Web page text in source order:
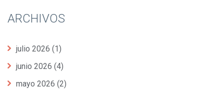
ARCHIVOS
julio 2026 (1)
junio 2026 (4)
mayo 2026 (2)